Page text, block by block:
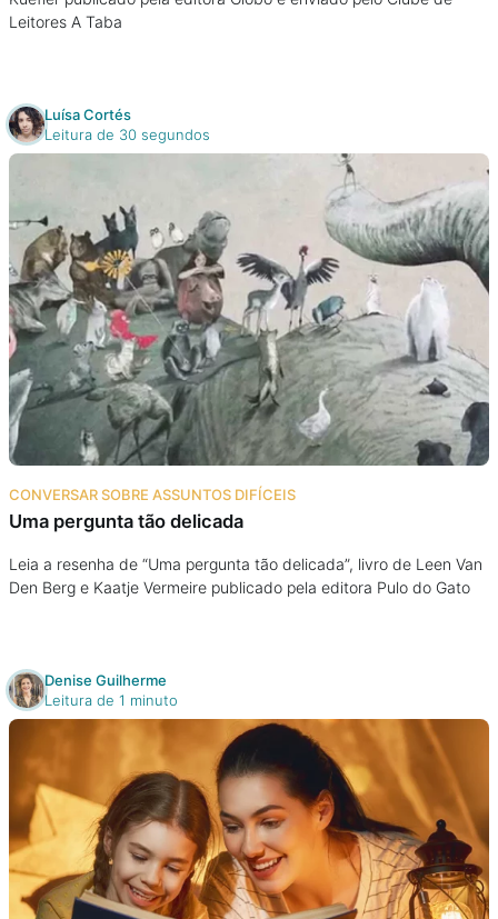
Leitores A Taba
Luísa Cortés
Leitura de 30 segundos
CONVERSAR SOBRE ASSUNTOS DIFÍCEIS
Uma pergunta tão delicada
Leia a resenha de “Uma pergunta tão delicada”, livro de Leen Van
Den Berg e Kaatje Vermeire publicado pela editora Pulo do Gato
Denise Guilherme
Leitura de 1 minuto